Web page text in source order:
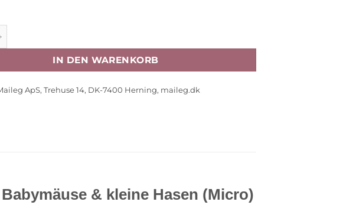
Babywippe / Babysitter, Gr. Mikro, 9cm Menge
IN DEN WARENKORB
ApS, Trehuse 14, DK-7400 Herning, maileg.dk
& kleine Hasen (Micro)